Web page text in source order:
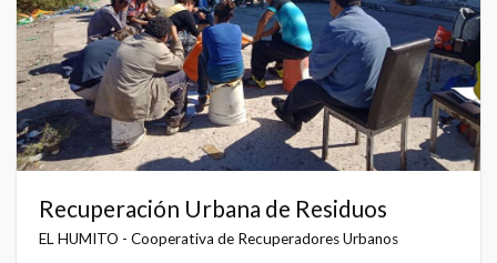
Recuperación Urbana de Residuos
EL HUMITO - Cooperativa de Recuperadores Urbanos